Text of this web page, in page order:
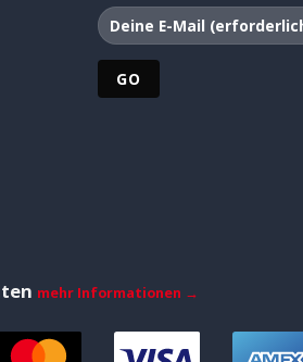
mehr Informationen →